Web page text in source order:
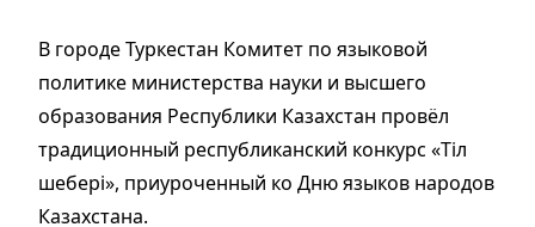
В городе Туркестан Комитет по языковой
политике министерства науки и высшего
образования Республики Казахстан провёл
традиционный республиканский конкурс «Тіл
шебері», приуроченный ко Дню языков народов
Казахстана.